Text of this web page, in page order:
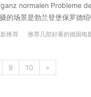
sich der Polizist
ihm der ehemalige
gekidnappt wurde. 【
区重过新生活的利诺（大
国电影的孩子们有福啦，
normalen Probleme
场景是勃兰登堡保罗德绍
推荐 推荐几部好看的德国电
9 10 »